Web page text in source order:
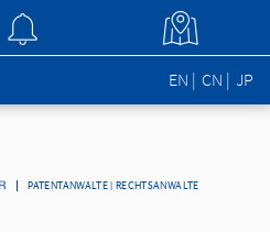
EN CN JP
PATENTANWÄLTE | RECHTSANWÄLTE